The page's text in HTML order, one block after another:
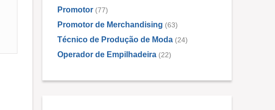
Promotor (77)
Promotor de Merchandising (63)
Técnico de Produção de Moda (24)
Operador de Empilhadeira (22)